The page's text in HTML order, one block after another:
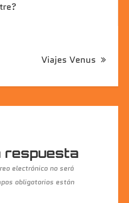
Viajes Venus
respuesta
electrónico no será
obligatorios están